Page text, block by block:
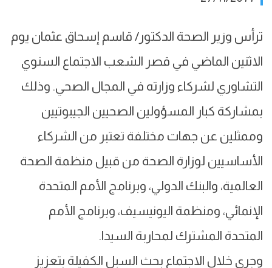
ترأس وزير الصحة الدكتور/ قاسم إسحاق عثمان يوم
الاثنين الماضي في قصر الشعب الاجتماع السنوي
التشاوري لشركاء وزارته في المجال الصحي. وذلك
بمشاركة كبار المسؤولين الصحيين الجيبوتيين
وممثلين عن جهات مختلفة تعتبر من الشركاء
الأساسيين لوزارة الصحة من قبيل منظمة الصحة
العالمية، والبنك الدولي، وبرنامج الأمم المتحدة
الإنمائي، ومنظمة اليونيسيف، وبرنامج الأمم
المتحدة المشترك لمحاربة السيدا.
وجرى خلال الاجتماع بحث السبل الكفيلة بتعزيز